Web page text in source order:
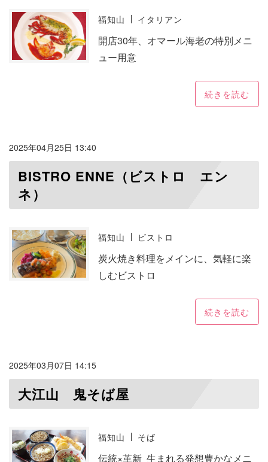
福知山 イタリアン
開店30年、オマール海老の特別メニ
ュー用意
続きを読む
2025年04月25日 13:40
BISTRO ENNE（ビストロ エン
ネ）
福知山 ビストロ
炭火焼き料理をメインに、気軽に楽
しむビストロ
続きを読む
2025年03月07日 14:15
大江山 鬼そば屋
福知山 そば
伝統×革新 生まれる発想豊かなメニ